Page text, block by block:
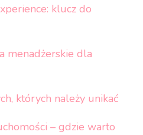
klucz do
menadżerskie dla
których należy unikać
– gdzie warto